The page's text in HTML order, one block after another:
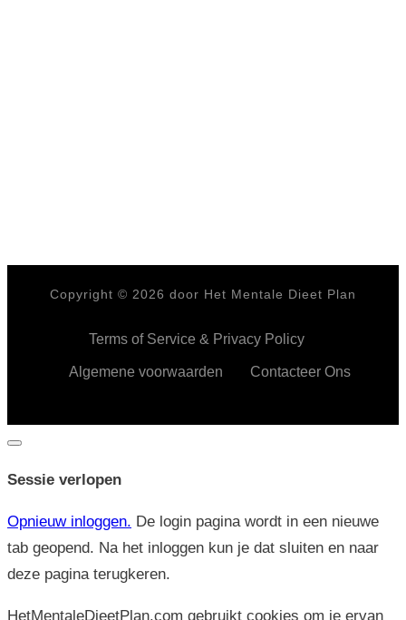
Copyright © 2026 door Het Mentale Dieet Plan
Terms of Service & Privacy Policy
Algemene voorwaarden Contacteer Ons
Dialoogvenster
Sessie verlopen
Opnieuw inloggen. De login pagina wordt in een nieuwe
tab geopend. Na het inloggen kun je dat sluiten en naar
deze pagina terugkeren.
HetMentaleDieetPlan.com gebruikt cookies om je ervan